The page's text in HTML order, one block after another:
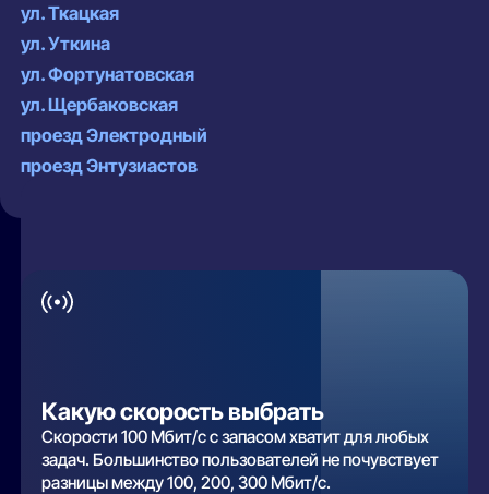
ул. Ткацкая
ул. Уткина
ул. Фортунатовская
ул. Щербаковская
проезд Электродный
проезд Энтузиастов
Какую скорость выбрать
Скорости 100 Мбит/с с запасом хватит для любых
задач. Большинство пользователей не почувствует
разницы между 100, 200, 300 Мбит/с.